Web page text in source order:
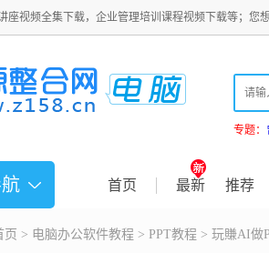
座视频全集下载，企业管理培训课程视频下载等；您
专题：
首页 最新 推荐
页 > 电脑办公软件教程 > PPT教程 > 玩賺AI做